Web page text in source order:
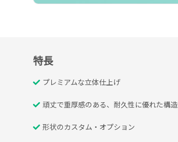
特長
プレミアムな立体仕上げ
頑丈で重厚感のある、耐久性に優れた構造
形状のカスタム・オプション